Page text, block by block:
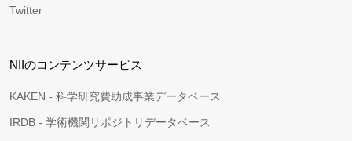
Twitter
NIIのコンテンツサービス
KAKEN - 科学研究費助成事業データベース
IRDB - 学術機関リポジトリデータベース